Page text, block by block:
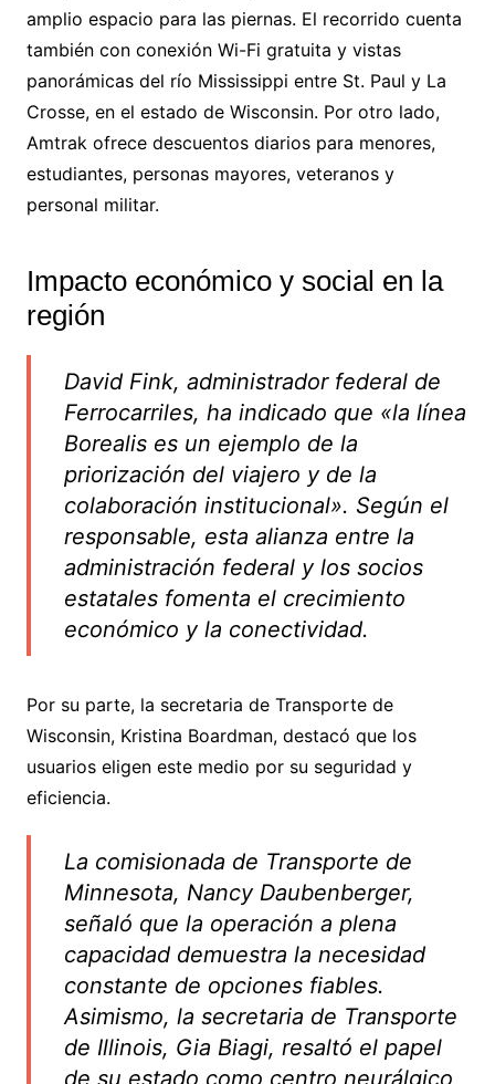
amplio espacio para las piernas. El recorrido cuenta
también con conexión Wi-Fi gratuita y vistas
panorámicas del río Mississippi entre St. Paul y La
Crosse, en el estado de Wisconsin. Por otro lado,
Amtrak ofrece descuentos diarios para menores,
estudiantes, personas mayores, veteranos y
personal militar.
Impacto económico y social en la
región
David Fink, administrador federal de
Ferrocarriles, ha indicado que «la línea
Borealis es un ejemplo de la
priorización del viajero y de la
colaboración institucional». Según el
responsable, esta alianza entre la
administración federal y los socios
estatales fomenta el crecimiento
económico y la conectividad.
Por su parte, la secretaria de Transporte de
Wisconsin, Kristina Boardman, destacó que los
usuarios eligen este medio por su seguridad y
eficiencia.
La comisionada de Transporte de
Minnesota, Nancy Daubenberger,
señaló que la operación a plena
capacidad demuestra la necesidad
constante de opciones fiables.
Asimismo, la secretaria de Transporte
de Illinois, Gia Biagi, resaltó el papel
de su estado como centro neurálgico